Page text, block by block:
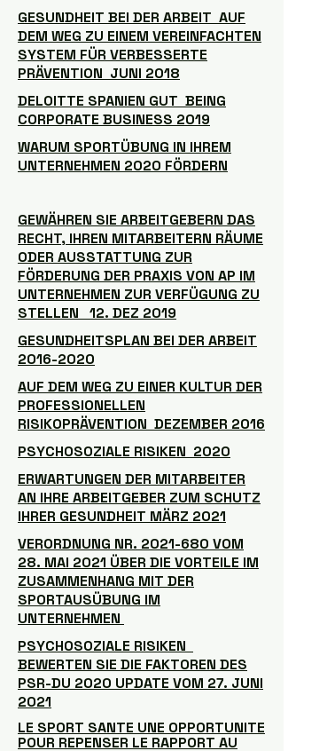
GESUNDHEIT BEI DER ARBEIT AUF
DEM WEG ZU EINEM VEREINFACHTEN
SYSTEM FÜR VERBESSERTE
PRÄVENTION JUNI 2018
DELOITTE SPANIEN GUT BEING
CORPORATE BUSINESS 2019
WARUM SPORTÜBUNG IN IHREM
UNTERNEHMEN 2020 FÖRDERN
GEWÄHREN SIE ARBEITGEBERN DAS
RECHT, IHREN MITARBEITERN RÄUME
ODER AUSSTATTUNG ZUR
FÖRDERUNG DER PRAXIS VON AP IM
UNTERNEHMEN ZUR VERFÜGUNG ZU
STELLEN 12. DEZ 2019
GESUNDHEITSPLAN BEI DER ARBEIT
2016-2020
AUF DEM WEG ZU EINER KULTUR DER
PROFESSIONELLEN
RISIKOPRÄVENTION DEZEMBER 2016
PSYCHOSOZIALE RISIKEN 2020
ERWARTUNGEN DER MITARBEITER
AN IHRE ARBEITGEBER ZUM SCHUTZ
IHRER GESUNDHEIT MÄRZ 2021
VERORDNUNG NR. 2021-680 VOM
28. MAI 2021 ÜBER DIE VORTEILE IM
ZUSAMMENHANG MIT DER
SPORTAUSÜBUNG IM
UNTERNEHMEN
PSYCHOSOZIALE RISIKEN
BEWERTEN SIE DIE FAKTOREN DES
PSR-DU 2020 UPDATE VOM 27. JUNI
2021
LE SPORT SANTE UNE OPPORTUNITE
POUR REPENSER LE RAPPORT AU